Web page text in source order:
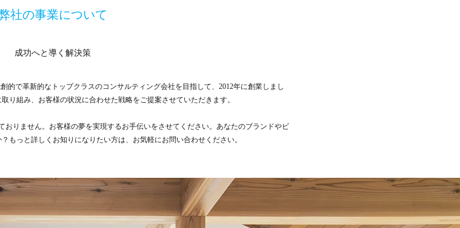
社の事業について
成功へと導く解決策
的で革新的なトップクラスのコンサルティング会社を目指して、2012年に創業しまし
り組み、お客様の状況に合わせた戦略をご提案させていただきます。
りません。お客様の夢を実現するお手伝いをさせてください。あなたのブランドやビ
もっと詳しくお知りになりたい方は、お気軽にお問い合わせください。